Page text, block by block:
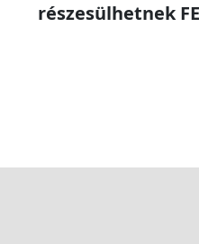
részesülhetnek